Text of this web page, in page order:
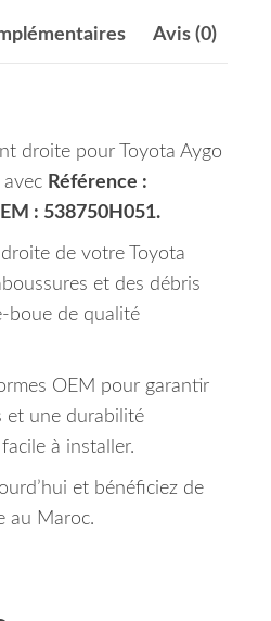
Avis (0)
droite pour Toyota Aygo
Référence :
: 538750H051.
de votre Toyota
et des débris
boue de qualité
OEM pour garantir
et une durabilité
à installer.
et bénéficiez de
au Maroc.